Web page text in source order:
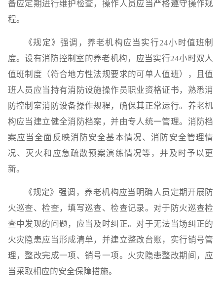
备应定期进行维护检查，操作人员应当严格遵守操作规
程。
《规定》强调，养老机构应当实行24小时值班制
度。设有消防控制室的养老机构，应当实行24小时双人
值班制度（符合地方性法规要求的可单人值班），且值
班人员应当持有消防设施操作员职业资格证书，熟悉消
防控制室消防设备操作规程，确保其正常运行。养老机
构应当建立健全消防档案，并由专人统一管理。消防档
案应当全面反映消防安全基本情况、消防安全管理情
况、灭火和应急疏散预案演练情况等，并及时予以更
新。
《规定》强调，养老机构应当明确人员定期开展防
火巡查、检查，填写巡查、检查记录。对于防火巡查检
查中发现的问题，应当及时纠正。对于无法当场纠正的
火灾隐患应当形成清单，并建立整改台账，实行销号管
理，整改完成一项、销号一项。火灾隐患整改期间，应
当采取相应的安全保障措施。